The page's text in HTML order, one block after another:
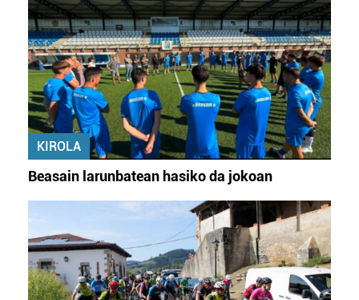
KIROLA
Beasain larunbatean hasiko da jokoan